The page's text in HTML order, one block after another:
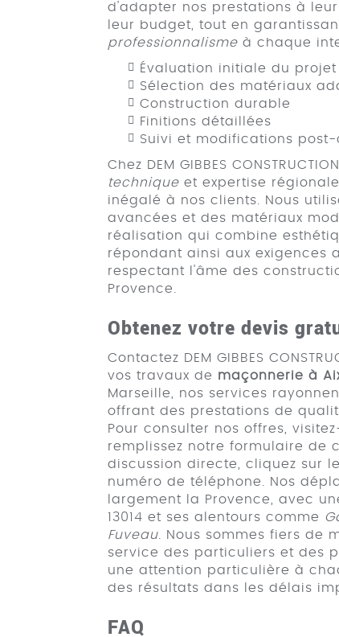
d'adapter nos prestations à
leur budget, tout en
professionnalisme à chaque
Évaluation initiale du projet
Sélection des matériaux
Construction durable
Finitions détaillées
Suivi et modifications
Chez DEM GIBBES
technique et expertise
inégalé à nos clients. Nous
avancées et des matériaux
réalisation qui combine
répondant ainsi aux exigences
respectant l'âme des
Provence.
Obtenez votre devis
Contactez DEM GIBBES
vos travaux de maçonnerie à
Marseille, nos services
offrant des prestations de
Pour consulter nos offres,
remplissez notre formulaire de
discussion directe, cliquez sur
numéro de téléphone. Nos
largement la Provence, avec
13014 et ses alentours comme
Fuveau . Nous sommes fiers de
service des particuliers et des
une attention particulière à
des résultats dans les délais
FAQ